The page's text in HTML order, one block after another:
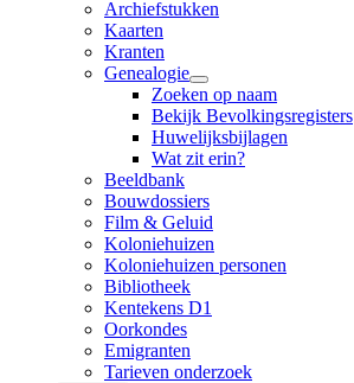
Archiefstukken
Kaarten
Kranten
Genealogie
Zoeken op naam
Bekijk Bevolkingsregisters
Huwelijksbijlagen
Wat zit erin?
Beeldbank
Bouwdossiers
Film & Geluid
Koloniehuizen
Koloniehuizen personen
Bibliotheek
Kentekens D1
Oorkondes
Emigranten
Tarieven onderzoek